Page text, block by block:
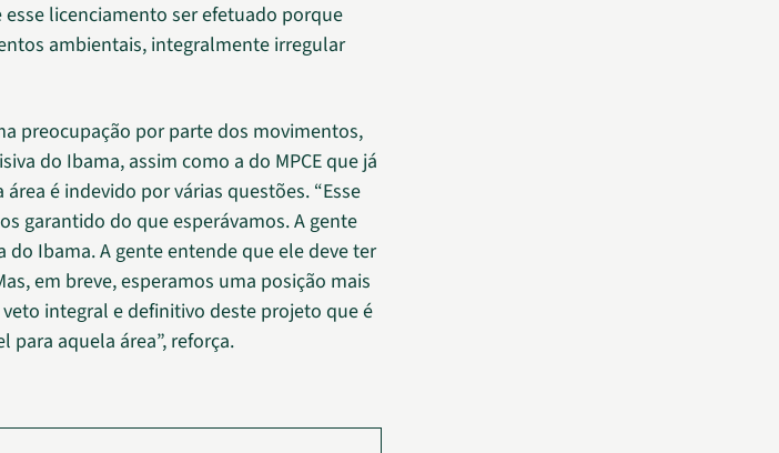
licenciamento ser efetuado porque
ambientais, integralmente irregular
preocupação por parte dos movimentos,
do Ibama, assim como a do MPCE que já
é indevido por várias questões. “Esse
garantido do que esperávamos. A gente
Ibama. A gente entende que ele deve ter
em breve, esperamos uma posição mais
integral e definitivo deste projeto que é
aquela área”, reforça.